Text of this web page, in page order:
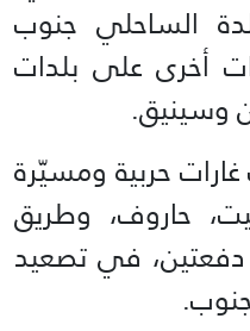
الساحلي جنوب
أخرى على بلدات
وسينيق.
حربية ومسيّرة
حاروف، وطريق
دفعتين، في تصعيد